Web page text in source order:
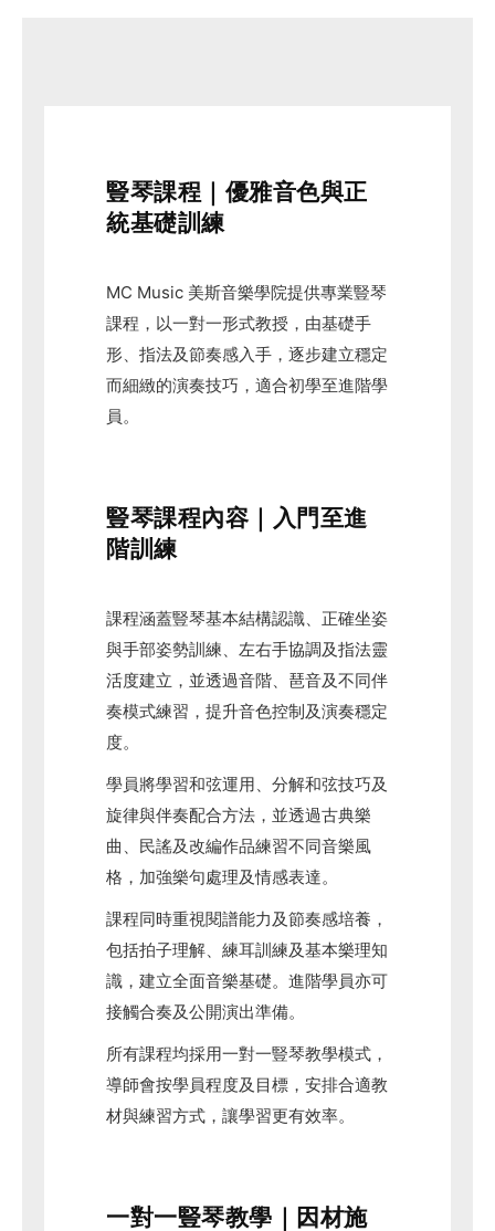
豎琴課程｜優雅音色與正
統基礎訓練
MC Music 美斯音樂學院提供專業豎琴
課程，以一對一形式教授，由基礎手
形、指法及節奏感入手，逐步建立穩定
而細緻的演奏技巧，適合初學至進階學
員。
豎琴課程內容｜入門至進
階訓練
課程涵蓋豎琴基本結構認識、正確坐姿
與手部姿勢訓練、左右手協調及指法靈
活度建立，並透過音階、琶音及不同伴
奏模式練習，提升音色控制及演奏穩定
度。
學員將學習和弦運用、分解和弦技巧及
旋律與伴奏配合方法，並透過古典樂
曲、民謠及改編作品練習不同音樂風
格，加強樂句處理及情感表達。
課程同時重視閱譜能力及節奏感培養，
包括拍子理解、練耳訓練及基本樂理知
識，建立全面音樂基礎。進階學員亦可
接觸合奏及公開演出準備。
所有課程均採用一對一豎琴教學模式，
導師會按學員程度及目標，安排合適教
材與練習方式，讓學習更有效率。
一對一豎琴教學｜因材施